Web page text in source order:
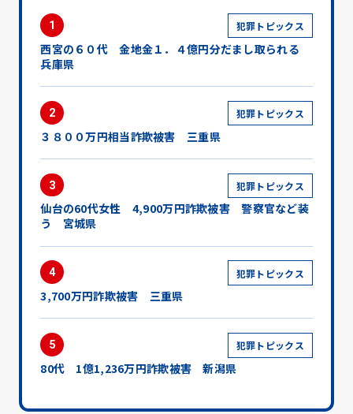
1 犯罪トピックス
西宮の６０代 金地金１．４億円分だまし取られる
兵庫県
2 犯罪トピックス
３８００万円相当詐欺被害 三重県
3 犯罪トピックス
仙台の60代女性 4,900万円詐欺被害 警察官など装
う 宮城県
4 犯罪トピックス
3,700万円詐欺被害 三重県
5 犯罪トピックス
80代 1億1,236万円詐欺被害 新潟県